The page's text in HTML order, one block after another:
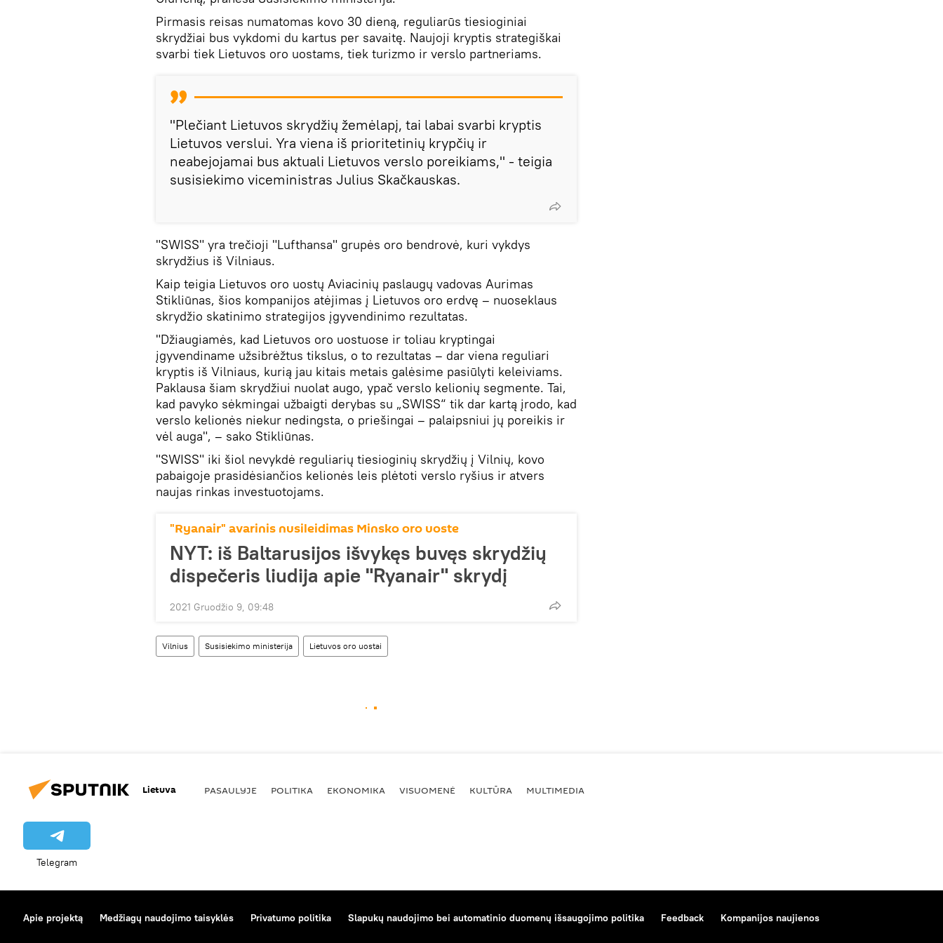
Pirmasis reisas numatomas kovo 30 dieną, reguliarūs tiesioginiai
skrydžiai bus vykdomi du kartus per savaitę. Naujoji kryptis strategiškai
svarbi tiek Lietuvos oro uostams, tiek turizmo ir verslo partneriams.
"Plečiant Lietuvos skrydžių žemėlapį, tai labai svarbi kryptis
Lietuvos verslui. Yra viena iš prioritetinių krypčių ir
neabejojamai bus aktuali Lietuvos verslo poreikiams," - teigia
susisiekimo viceministras Julius Skačkauskas.
"SWISS" yra trečioji "Lufthansa" grupės oro bendrovė, kuri vykdys
skrydžius iš Vilniaus.
Kaip teigia Lietuvos oro uostų Aviacinių paslaugų vadovas Aurimas
Stikliūnas, šios kompanijos atėjimas į Lietuvos oro erdvę – nuoseklaus
skrydžio skatinimo strategijos įgyvendinimo rezultatas.
"Džiaugiamės, kad Lietuvos oro uostuose ir toliau kryptingai
įgyvendiname užsibrėžtus tikslus, o to rezultatas – dar viena reguliari
kryptis iš Vilniaus, kurią jau kitais metais galėsime pasiūlyti keleiviams.
Paklausa šiam skrydžiui nuolat augo, ypač verslo kelionių segmente. Tai,
kad pavyko sėkmingai užbaigti derybas su „SWISS“ tik dar kartą įrodo, kad
verslo kelionės niekur nedingsta, o priešingai – palaipsniui jų poreikis ir
vėl auga", – sako Stikliūnas.
"SWISS" iki šiol nevykdė reguliarių tiesioginių skrydžių į Vilnių, kovo
pabaigoje prasidėsiančios kelionės leis plėtoti verslo ryšius ir atvers
naujas rinkas investuotojams.
"Ryanair" avarinis nusileidimas Minsko oro uoste
NYT: iš Baltarusijos išvykęs buvęs skrydžių
dispečeris liudija apie "Ryanair" skrydį
2021 Gruodžio 9, 09:48
Vilnius Susisiekimo ministerija Lietuvos oro uostai
Lietuva PASAULYJE POLITIKA EKONOMIKA VISUOMENĖ KULTŪRA MULTIMEDIA
Telegram
Apie projektą Medžiagų naudojimo taisyklės Privatumo politika Slapukų naudojimo bei automatinio duomenų išsaugojimo politika Feedback Kompanijos naujienos